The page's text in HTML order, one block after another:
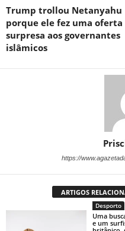
Trump trollou Netanyahu
porque ele fez uma oferta
surpresa aos governantes
islâmicos
https://
ARTIGOS
Desporto
Uma
e um